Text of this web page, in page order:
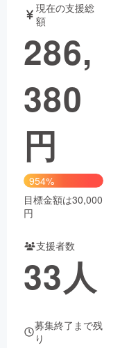
書籍・雑誌
チャレンジ
Creation
コミュニティ
現在の支援総
額
286,
380
円
954%
目標金額は30,000
円
支援者数
33人
募集終了まで残
り